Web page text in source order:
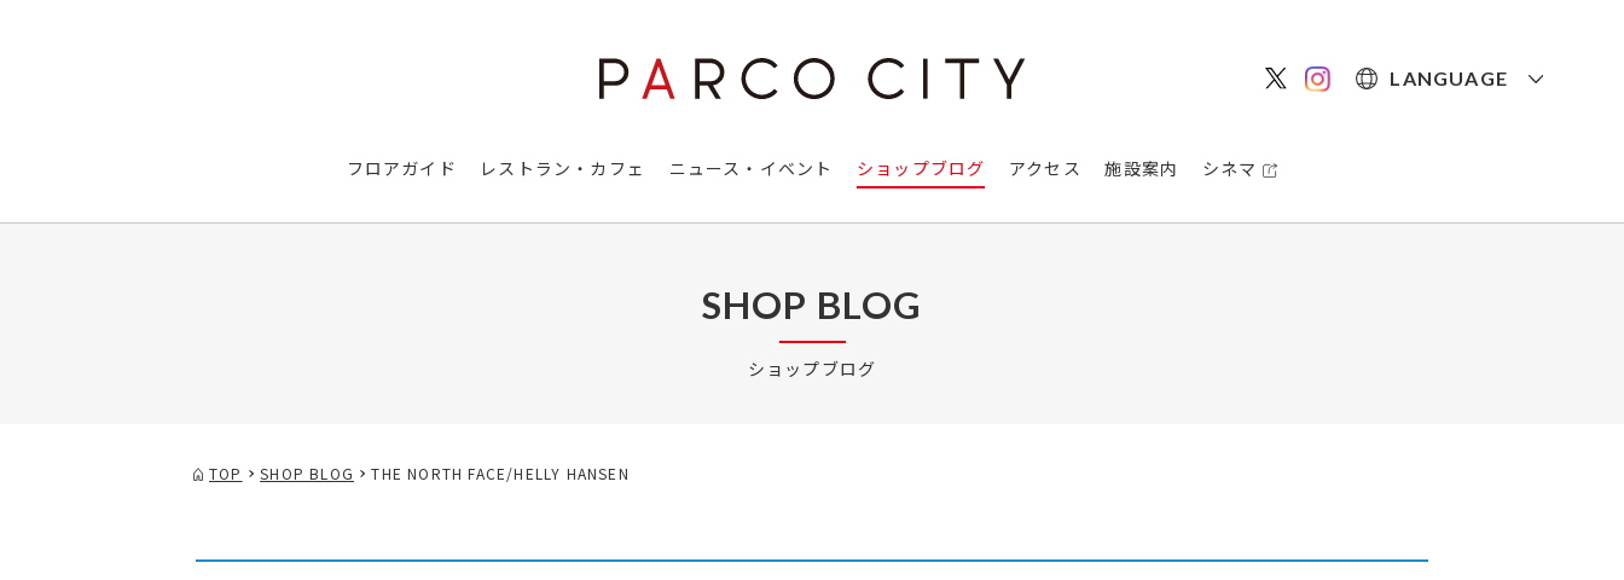
LANGUAGE
フロアガイド レストラン・カフェ ニュース・イベント ショップブログ アクセス 施設案内 シネマ
SHOP BLOG
ショップブログ
TOP SHOP BLOG THE NORTH FACE/HELLY HANSEN